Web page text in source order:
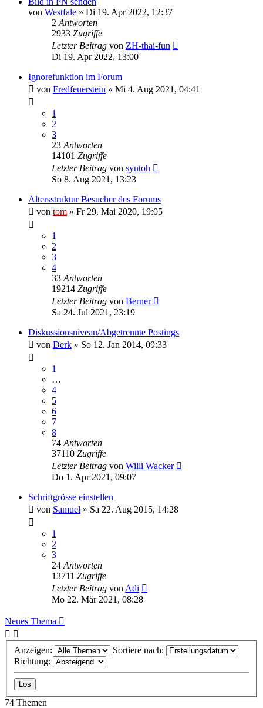
von Westfale » Di 19. Apr 2022, 12:37
2Antworten
2933 Zugriffe
Letzter Beitrag von ZH-thai-fun
Di 19. Apr 2022, 13:00
Ignorefunktion im Forum
von Fredfeuerstein » Mi 4. Aug 2021, 04:41
1
2
3
23Antworten
14101 Zugriffe
Letzter Beitrag von syntoh
So 8. Aug 2021, 13:23
Altersstruktur Besucher des Forums
von tom » Fr 29. Mai 2020, 19:05
1
2
3
4
33Antworten
19214 Zugriffe
Letzter Beitrag von Berner
Sa 24. Jul 2021, 23:19
Diskussionsniveau/Abgetrennte Postings
von Derk » So 12. Jan 2014, 09:33
1
…
4
5
6
7
8
74Antworten
37110 Zugriffe
Letzter Beitrag von Willi Wacker
Do 1. Apr 2021, 09:07
Schriftgrösse einstellen
von Samuel » Sa 22. Aug 2015, 14:28
1
2
3
24Antworten
13711 Zugriffe
Letzter Beitrag vonAdi
Mo 22. Mär 2021, 08:28
Neues Thema
Anzeigen:
Sortiere nach:
Richtung:
74 Themen